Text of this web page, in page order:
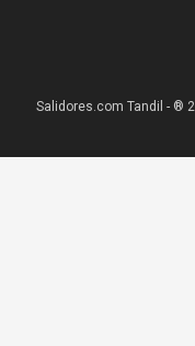
Salidores.com Tandil - ®